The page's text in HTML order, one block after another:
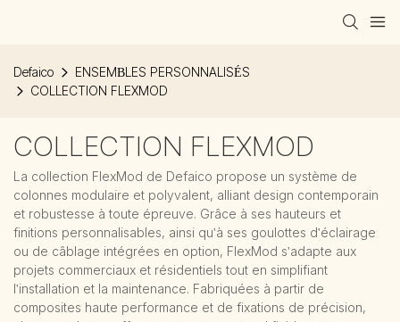
Defaico
ENSEMBLES PERSONNALISÉS
COLLECTION FLEXMOD
COLLECTION FLEXMOD
La collection FlexMod de Defaico propose un système de
colonnes modulaire et polyvalent, alliant design contemporain
et robustesse à toute épreuve. Grâce à ses hauteurs et
finitions personnalisables, ainsi qu'à ses goulottes d'éclairage
ou de câblage intégrées en option, FlexMod s'adapte aux
projets commerciaux et résidentiels tout en simplifiant
l'installation et la maintenance. Fabriquées à partir de
composites haute performance et de fixations de précision,